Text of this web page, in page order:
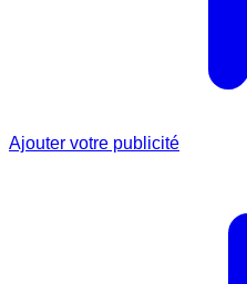
Ajouter votre publicité